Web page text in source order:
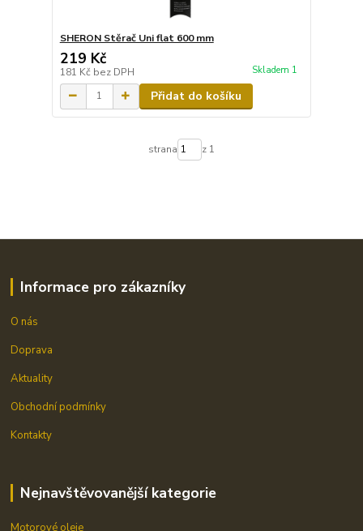
SHERON Stěrač Uni flat 600 mm
219 Kč
181 Kč bez DPH Skladem 1
Přidat do košíku
strana z 1
Informace pro zákazníky
O nás
Doprava
Aktuality
Obchodní podmínky
Kontakty
Nejnavštěvovanější kategorie
Motorové oleje